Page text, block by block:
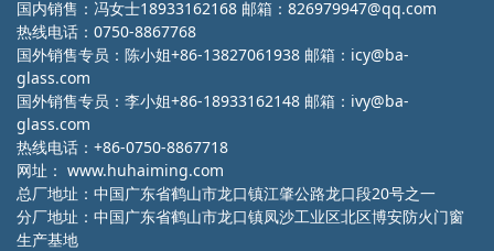
国内销售：冯女士18933162168 邮箱：826979947@qq.com
热线电话：0750-8867768
国外销售专员：陈小姐+86-13827061938 邮箱：icy@ba-
glass.com
国外销售专员：李小姐+86-18933162148 邮箱：ivy@ba-
glass.com
热线电话：+86-0750-8867718
网址： www.huhaiming.com
总厂地址：中国广东省鹤山市龙口镇江肇公路龙口段20号之一
分厂地址：中国广东省鹤山市龙口镇凤沙工业区北区博安防火门窗
生产基地